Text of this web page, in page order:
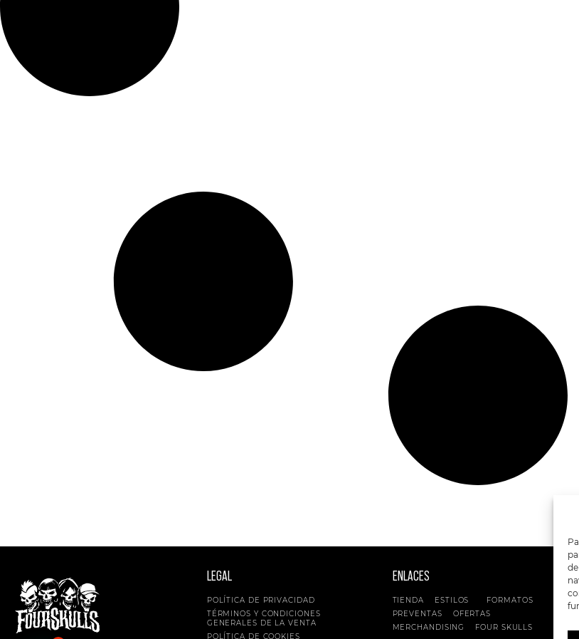
LEGAL
POLÍTICA DE PRIVACIDAD
TÉRMINOS Y CONDICIONES
GENERALES DE LA VENTA
POLÍTICA DE COOKIES
ENLACES
TIENDA ESTILOS
FORMATOS
PREVENTAS
OFERTAS
MERCHANDISING
FOUR SKULLS